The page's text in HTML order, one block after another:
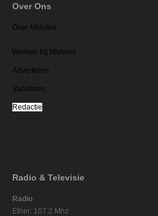
Over Ons
Over Midvliet
Werken bij Midvliet
Adverteren
Vacatures
Redactie
Radio & Televisie
Radio
Ether: 107.2 Mhz